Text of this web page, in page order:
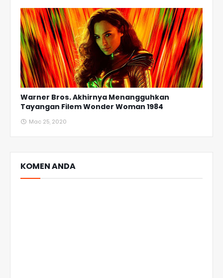
Warner Bros. Akhirnya Menangguhkan
Tayangan Filem Wonder Woman 1984
Mac 25, 2020
KOMEN ANDA